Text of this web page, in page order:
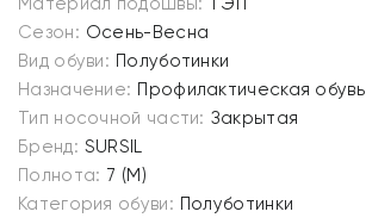
Сезон: Осень-Весна
Вид обуви: Полуботинки
Назначение: Профилактическая обувь
Тип носочной части: Закрытая
Бренд: SURSIL
Полнота: 7 (M)
Категория обуви: Полуботинки